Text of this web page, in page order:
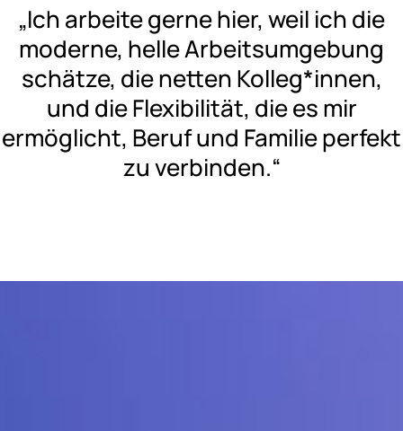
„Ich arbeite gerne hier, weil ich die
moderne, helle Arbeitsumgebung
schätze, die netten Kolleg*innen,
und die Flexibilität, die es mir
ermöglicht, Beruf und Familie perfekt
zu verbinden.“